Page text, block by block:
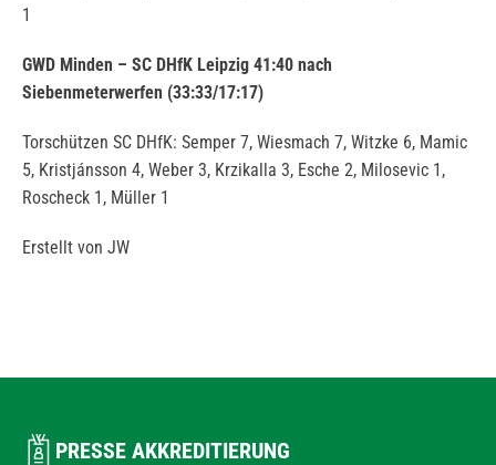
1
GWD Minden – SC DHfK Leipzig 41:40 nach
Siebenmeterwerfen (33:33/17:17)
Torschützen SC DHfK: Semper 7, Wiesmach 7, Witzke 6, Mamic
5, Kristjánsson 4, Weber 3, Krzikalla 3, Esche 2, Milosevic 1,
Roscheck 1, Müller 1
Erstellt von JW
PRESSE AKKREDITIERUNG